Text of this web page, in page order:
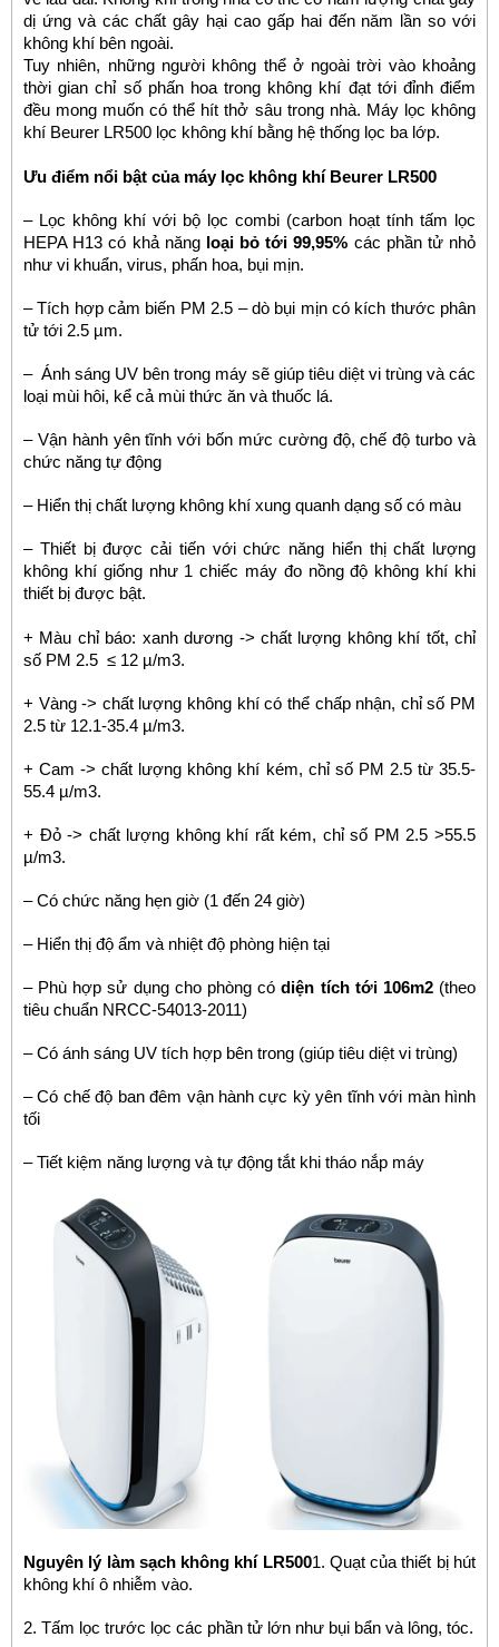
dị ứng và các chất gây hại cao gấp hai đến năm lần so với
không khí bên ngoài.
Tuy nhiên, những người không thể ở ngoài trời vào khoảng
thời gian chỉ số phấn hoa trong không khí đạt tới đỉnh điểm
đều mong muốn có thể hít thở sâu trong nhà. Máy lọc không
khí Beurer LR500 lọc không khí bằng hệ thống lọc ba lớp.
Ưu điểm nổi bật của máy lọc không khí Beurer LR500
– Lọc không khí với bộ lọc combi (carbon hoạt tính tấm lọc
HEPA H13 có khả năng loại bỏ tới 99,95% các phần tử nhỏ
như vi khuẩn, virus, phấn hoa, bụi mịn.
– Tích hợp cảm biến PM 2.5 – dò bụi mịn có kích thước phân
tử tới 2.5 µm.
– Ánh sáng UV bên trong máy sẽ giúp tiêu diệt vi trùng và các
loại mùi hôi, kể cả mùi thức ăn và thuốc lá.
– Vận hành yên tĩnh với bốn mức cường độ, chế độ turbo và
chức năng tự động
– Hiển thị chất lượng không khí xung quanh dạng số có màu
– Thiết bị được cải tiến với chức năng hiển thị chất lượng
không khí giống như 1 chiếc máy đo nồng độ không khí khi
thiết bị được bật.
+ Màu chỉ báo: xanh dương -> chất lượng không khí tốt, chỉ
số PM 2.5 ≤ 12 µ/m3.
+ Vàng -> chất lượng không khí có thể chấp nhận, chỉ số PM
2.5 từ 12.1-35.4 µ/m3.
+ Cam -> chất lượng không khí kém, chỉ số PM 2.5 từ 35.5-
55.4 µ/m3.
+ Đỏ -> chất lượng không khí rất kém, chỉ số PM 2.5 >55.5
µ/m3.
– Có chức năng hẹn giờ (1 đến 24 giờ)
– Hiển thị độ ẩm và nhiệt độ phòng hiện tại
– Phù hợp sử dụng cho phòng códiện tích tới 106m2 (theo
tiêu chuẩn NRCC-54013-2011)
– Có ánh sáng UV tích hợp bên trong (giúp tiêu diệt vi trùng)
– Có chế độ ban đêm vận hành cực kỳ yên tĩnh với màn hình
tối
– Tiết kiệm năng lượng và tự động tắt khi tháo nắp máy
Nguyên lý làm sạch không khí LR5001. Quạt của thiết bị hút
không khí ô nhiễm vào.
2. Tấm lọc trước lọc các phần tử lớn như bụi bẩn và lông, tóc.